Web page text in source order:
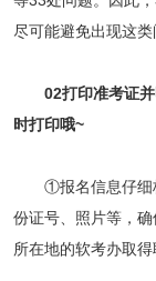
尽可能避免出现这类
02打印准考证并
时打印哦~
①报名信息仔细核
份证号、照片等，
所在地的软考办取得